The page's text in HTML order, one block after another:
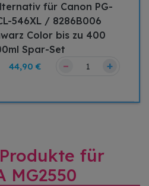
für Canon PG-
546XL / 8286B006
Color bis zu 400
Spar-Set
44,90 € – +
für
MG2550